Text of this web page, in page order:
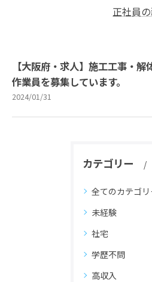
正社員
【大阪府・求人】施工工事・解
作業員を募集しています。
2024/01/31
カテゴリー
全てのカテゴリ
未経験
社宅
学歴不問
高収入